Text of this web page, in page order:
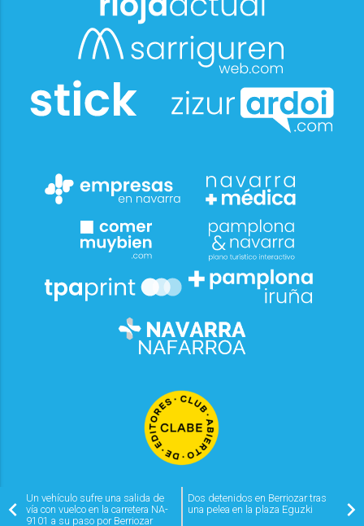
Un vehículo sufre una salida de
vía con vuelco en la carretera NA-
9101 a su paso por Berriozar
Dos detenidos en Berriozar tras
una pelea en la plaza Eguzki